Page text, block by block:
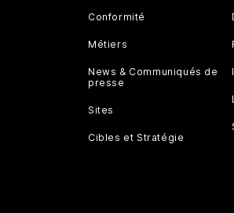
Conformité
Métiers
News & Communiqués de
presse
Sites
Cibles et Stratégie